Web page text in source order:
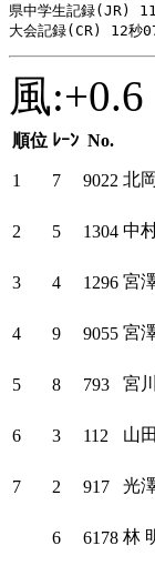
県中学生記録(JR)
風:+0.6
順位 ﾚｰﾝ No.
1 7 9022 北
2 5 1304 中
3 4 1296 宮
4 9 9055 宮
5 8 793 宮
6 3 112 山
7 2 917 光
6 6178 林